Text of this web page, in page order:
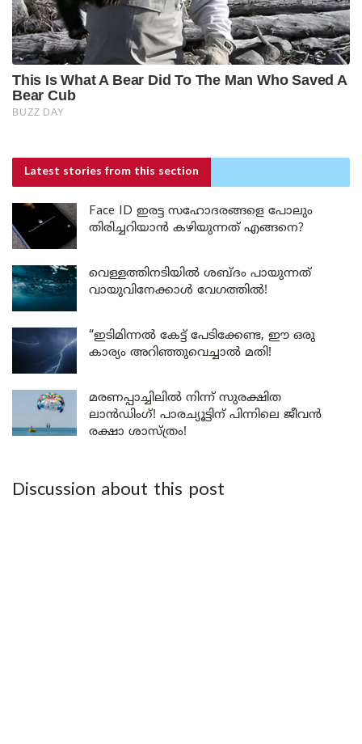
Latest stories from this section
Face ID ഇരട്ട സഹോദരങ്ങളെ പോലും
തിരിച്ചറിയാൻ കഴിയുന്നത് എങ്ങനെ?
വെള്ളത്തിനടിയിൽ ശബ്ദം പായുന്നത്
വായുവിനേക്കാൾ വേഗത്തിൽ!
“ഇടിമിന്നൽ കേട്ട് പേടിക്കേണ്ട, ഈ ഒരു
കാര്യം അറിഞ്ഞുവെച്ചാൽ മതി!
മരണപ്പാച്ചിലിൽ നിന്ന് സുരക്ഷിത
ലാൻഡിംഗ്! പാരച്യൂട്ടിന് പിന്നിലെ ജീവൻ
രക്ഷാ ശാസ്ത്രം!
Discussion about this post